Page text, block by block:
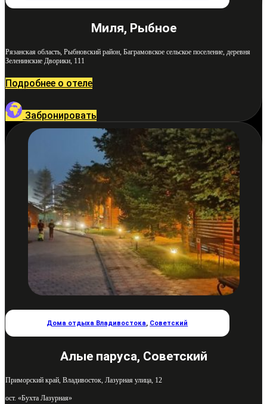
Миля, Рыбное
Рязанская область, Рыбновский район, Баграмовское сельское поселение, деревня
Зеленинские Дворики, 111
Подробнее о отеле
Забронировать
Дома отдыха Владивостока, Советский
Алые паруса, Советский
Приморский край, Владивосток, Лазурная улица, 12
ост. «Бухта Лазурная»